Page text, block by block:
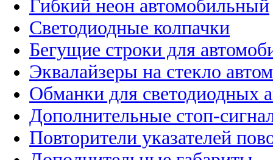
Гибкий неон автомобильный
Светодиодные колпачки
Бегущие строки для
Эквалайзеры на стекло
Обманки для светодиодных
Дополнительные стоп-
Повторители указателей